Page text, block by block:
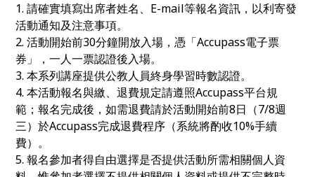
1. 請確實填寫出席者姓名、E-mail等報名資訊，以利寄發
活動通知及注意事項。
2. 活動開始前30分鐘開放入場，憑「Accupass電子票
券」，一人一票認證後入場。
3. 本系列講座提供公教人員終身學習時數認證。
4. 本活動報名與繳、退費規定請遵照Accupass平台規
範；報名完成後，如需退費請於活動開始前8日（7/8週
三）於Accupass完成退費程序（系統將酌收10%手續
費）。
5. 報名參加者得自由選擇是否提供活動所需相關個人資